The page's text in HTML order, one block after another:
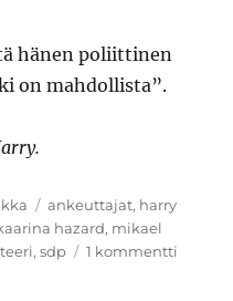
hänen poliittinen
on mahdollista”.
Avainsanat
ankeuttajat, harry
hazard, mikael
,sdp 1 kommentti